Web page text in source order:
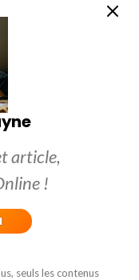
article,
!
seuls les contenus